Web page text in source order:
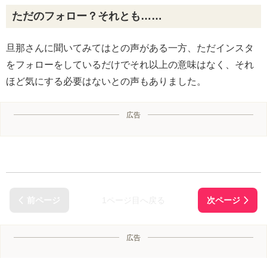
ただのフォロー？それとも……
旦那さんに聞いてみてはとの声がある一方、ただインスタ
をフォローをしているだけでそれ以上の意味はなく、それ
ほど気にする必要はないとの声もありました。
広告
広告